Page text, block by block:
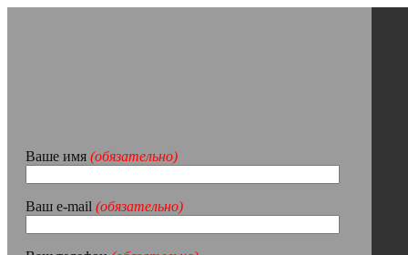
Ваше имя (обязательно)
Ваш e-mail (обязательно)